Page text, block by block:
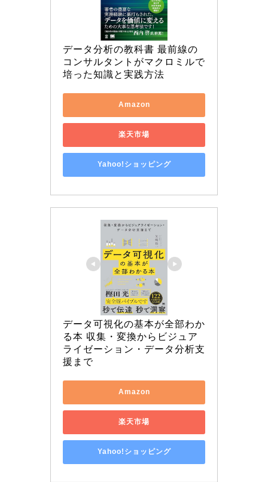
データ分析の教科書 最前線の
コンサルタントがマクロミルで
培った知識と実践方法
Amazon
楽天市場
Yahoo!ショッピング
データ可視化の基本が全部わか
る本 収集・変換からビジュア
ライゼーション・データ分析支
援まで
Amazon
楽天市場
Yahoo!ショッピング